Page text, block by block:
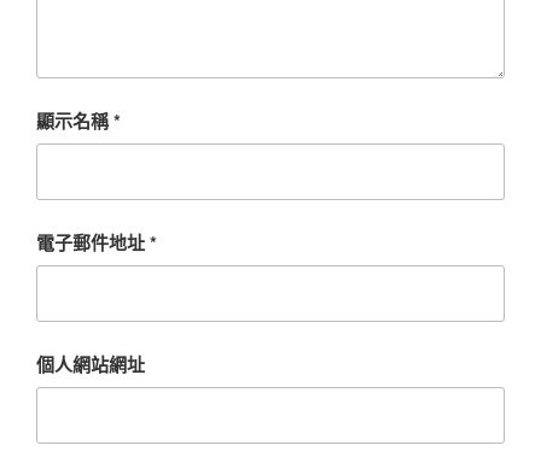
顯示名稱*
電子郵件地址*
個人網站網址